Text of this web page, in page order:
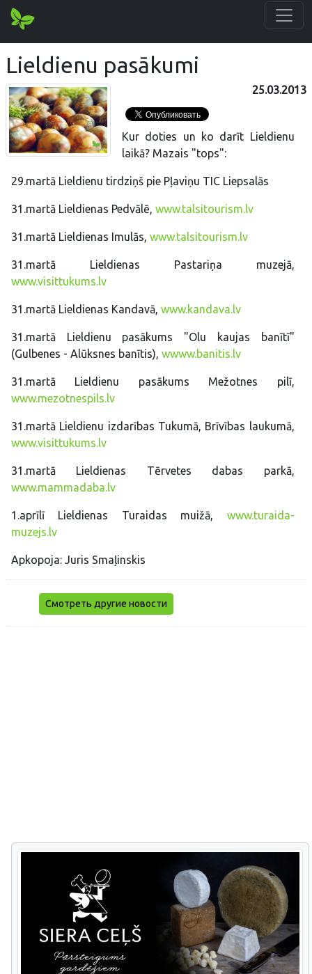
Lieldienu pasākumi
25.03.2013
Kur doties un ko darīt Lieldienu
laikā? Mazais "tops":
29.martā Lieldienu tirdziņš pie Pļaviņu TIC Liepsalās
31.martā Lieldienas Pedvālē, www.talsitourism.lv
31.martā Lieldienas Imulās, www.talsitourism.lv
31.martā Lieldienas Pastariņa muzejā,
www.visittukums.lv
31.martā Lieldienas Kandavā, www.kandava.lv
31.martā Lieldienu pasākums "Olu kaujas banītī"
(Gulbenes - Alūksnes banītis), wwww.banitis.lv
31.martā Lieldienu pasākums Mežotnes pilī,
www.mezotnespils.lv
31.martā Lieldienu izdarības Tukumā, Brīvības laukumā,
www.visittukums.lv
31.martā Lieldienas Tērvetes dabas parkā,
www.mammadaba.lv
1.aprīlī Lieldienas Turaidas muižā, www.turaida-
muzejs.lv
Apkopoja: Juris Smaļinskis
Смотреть другие новости